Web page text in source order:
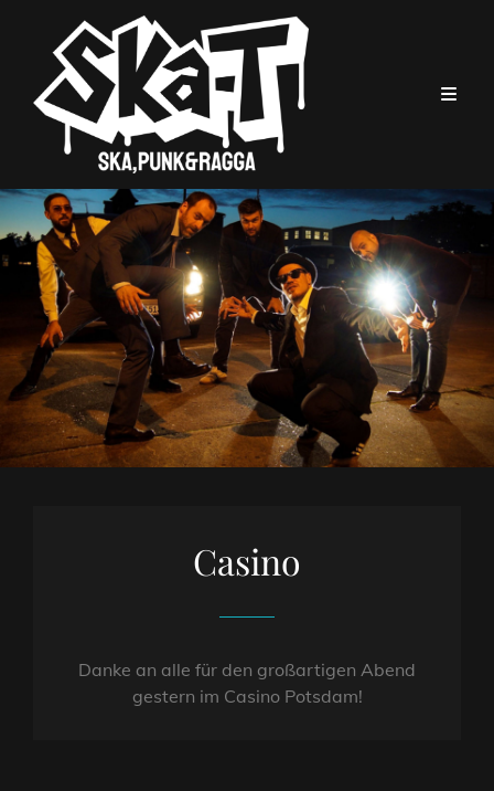
Casino
Danke an alle für den großartigen Abend
gestern im Casino Potsdam!